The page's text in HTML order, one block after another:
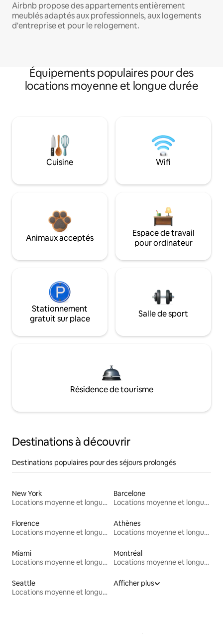
Airbnb propose des appartements entièrement
meublés adaptés aux professionnels, aux logements
d'entreprise et pour le relogement.
Équipements populaires pour des
locations moyenne et longue durée
Cuisine Wifi
Animaux acceptés
Espace de travail
pour ordinateur
Stationnement
gratuit sur place
Salle de sport
Résidence de tourisme
Destinations à découvrir
Destinations populaires pour des séjours prolongés
New York
Locations moyenne et longue durée
Barcelone
Locations moyenne et longue durée
Florence
Locations moyenne et longue durée
Athènes
Locations moyenne et longue durée
Miami
Locations moyenne et longue durée
Montréal
Locations moyenne et longue durée
Seattle
Locations moyenne et longue durée
Afficher plus